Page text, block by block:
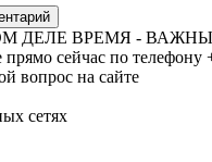
ДЕЛЕ ВРЕМЯ -
сейчас по телефону
вопрос на сайте
сетях